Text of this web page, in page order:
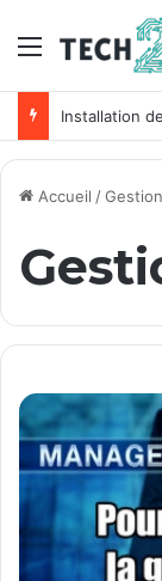
Menu
Installation
Accueil /